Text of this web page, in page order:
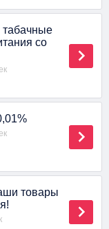
табачные
со
товары